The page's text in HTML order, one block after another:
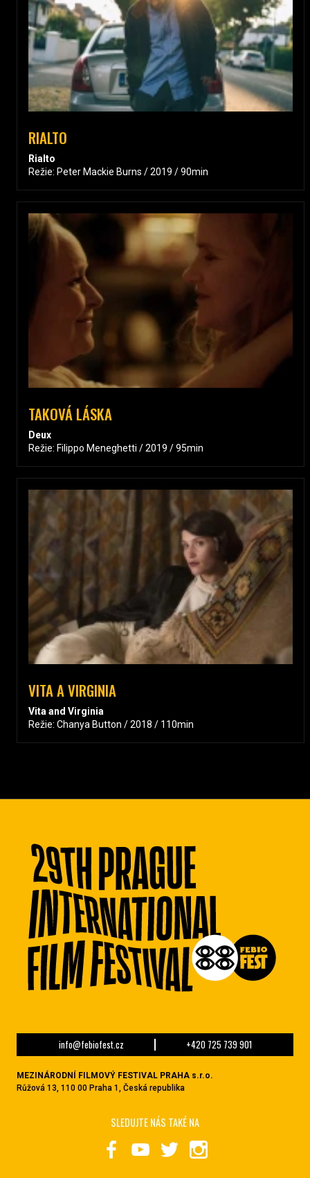
RIALTO
Rialto
Režie: Peter Mackie Burns / 2019 / 90min
TAKOVÁ LÁSKA
Deux
Režie: Filippo Meneghetti / 2019 / 95min
VITA A VIRGINIA
Vita and Virginia
Režie: Chanya Button / 2018 / 110min
info@febiofest.cz +420 725 739 901
MEZINÁRODNÍ FILMOVÝ FESTIVAL PRAHA s.r.o.
Růžová 13, 110 00 Praha 1, Česká republika
SLEDUJTE NÁS TAKÉ NA